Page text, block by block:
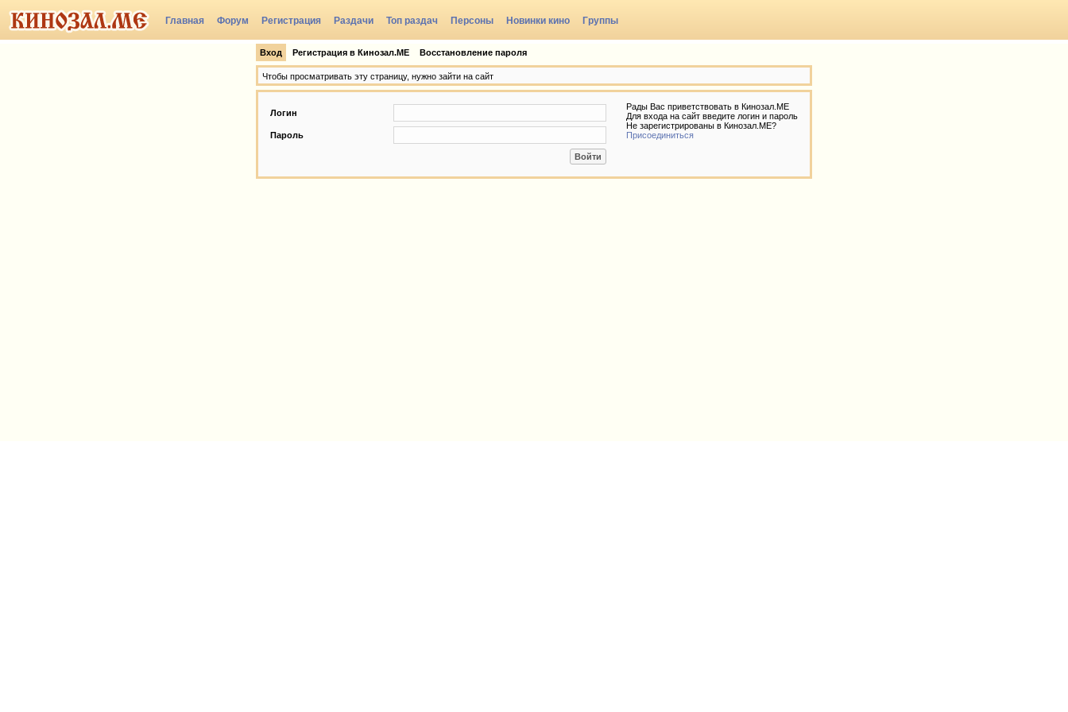
Главная Форум Регистрация Раздачи Топ раздач Персоны Новинки кино Группы
Вход Регистрация в Кинозал.МЕ Восстановление пароля
Чтобы просматривать эту страницу, нужно зайти на сайт
Логин
Пароль
Рады Вас приветствовать в Кинозал.МЕ
Для входа на сайт введите логин и пароль
Не зарегистрированы в Кинозал.МЕ?
Присоединиться